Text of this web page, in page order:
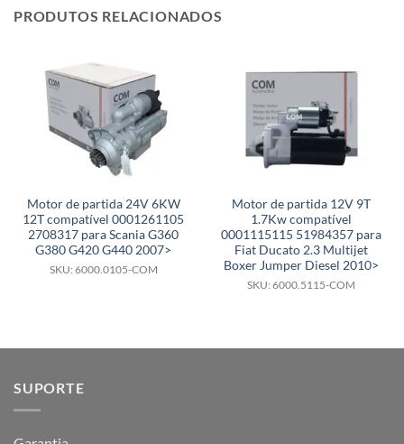
PRODUTOS RELACIONADOS
Motor de partida 24V 6KW
12T compatível 0001261105
2708317 para Scania G360
G380 G420 G440 2007>
SKU: 6000.0105-COM
Motor de partida 12V 9T
1.7Kw compatível
0001115115 51984357 para
Fiat Ducato 2.3 Multijet
Boxer Jumper Diesel 2010>
SKU: 6000.5115-COM
SUPORTE